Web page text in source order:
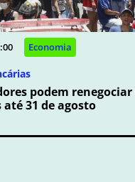
Economia
podem
31 de agosto